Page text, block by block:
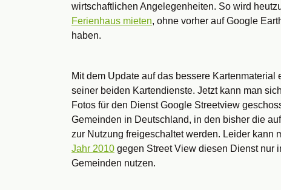
wirtschaftlichen Angelegenheiten. So wird
Ferienhaus mieten, ohne vorher auf Google
haben.
Mit dem Update auf das bessere
seiner beiden Kartendienste. Jetzt kann man
Fotos für den Dienst Google Streetview
Gemeinden in Deutschland, in den bisher die
zur Nutzung freigeschaltet werden. Leider kann
Jahr 2010 gegen Street View diesen Dienst nur
Gemeinden nutzen.